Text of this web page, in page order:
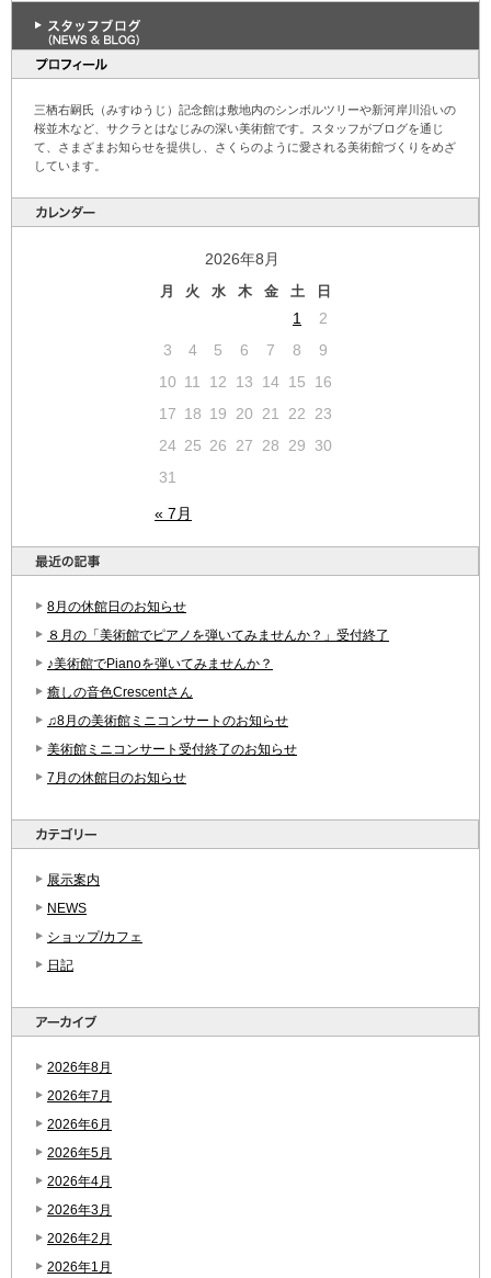
三栖右嗣氏（みすゆうじ）記念館は敷地内のシンボルツリーや新河岸川沿いの
桜並木など、サクラとはなじみの深い美術館です。スタッフがブログを通じ
て、さまざまお知らせを提供し、さくらのように愛される美術館づくりをめざ
しています。
2026年8月
月 火 水 木 金 土 日
« 7月
1
2
3
4 5 6 7 8
9
10 11 12 13 14 15
16
17 18 19 20 21 22
23
24 25 26 27 28 29
30
31
8月の休館日のお知らせ
８月の「美術館でピアノを弾いてみませんか？」受付終了
♪美術館でPianoを弾いてみませんか？
癒しの音色Crescentさん
♫8月の美術館ミニコンサートのお知らせ
美術館ミニコンサート受付終了のお知らせ
7月の休館日のお知らせ
展示案内
NEWS
ショップ/カフェ
日記
2026年8月
2026年7月
2026年6月
2026年5月
2026年4月
2026年3月
2026年2月
2026年1月